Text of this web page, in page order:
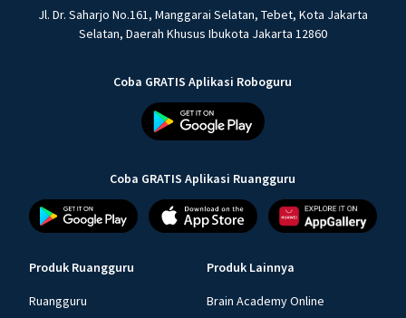
Jl. Dr. Saharjo No.161, Manggarai Selatan, Tebet, Kota Jakarta
Selatan, Daerah Khusus Ibukota Jakarta 12860
Coba GRATIS Aplikasi Roboguru
Coba GRATIS Aplikasi Ruangguru
Produk Ruangguru
Ruangguru
Produk Lainnya
Brain Academy Online